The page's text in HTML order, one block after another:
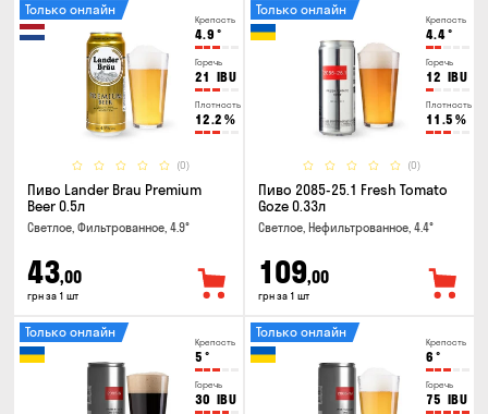
Крепость
4.9 °
Горечь
21 IBU
Плотность
12.2 %
(0)
Только онлайн
Пиво Lander Brau Premium
Beer 0.5л
Светлое, Фильтрованное, 4.9°
43,00
грн за 1 шт
Крепость
4.4°
Горечь
12 IBU
Плотность
11.5 %
(0)
Только онлайн
Пиво 2085-25.1 Fresh Tomato
Goze 0.33л
Светлое, Нефильтрованное, 4.4°
109,00
грн за 1 шт
Крепость
5 °
Горечь
30 IBU
Только онлайн
Крепость
6 °
Горечь
75 IBU
Только онлайн